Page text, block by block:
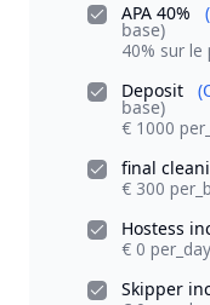
APA 40%
base)
40% sur le
Deposit
base)
€ 1000
final
€ 300
Hostess
€ 0 per_day
Skipper